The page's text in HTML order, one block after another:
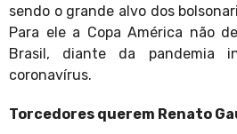
sendo o grande alvo dos
Para ele a Copa América não
Brasil, diante da pandemia
coronavírus.
Torcedores querem Renato